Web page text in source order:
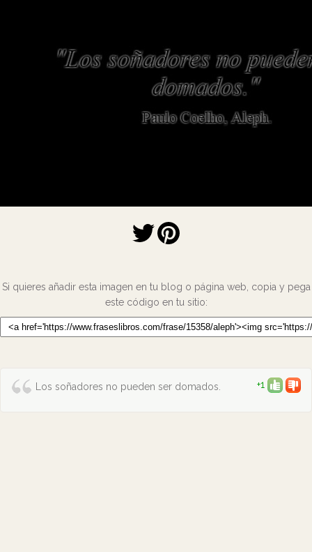
Si quieres añadir esta imagen en tu blog o página web, copia y pega
este código en tu sitio:
Los soñadores no pueden ser domados. +1